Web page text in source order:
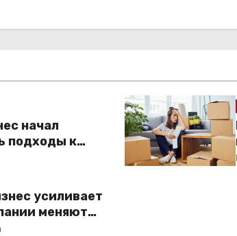
начал
подходы к
рекламе
усиливает
меняют